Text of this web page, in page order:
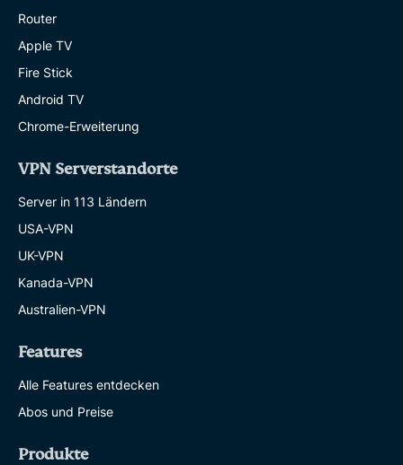
Router
Apple TV
Fire Stick
Android TV
Chrome-Erweiterung
VPN Serverstandorte
Server in 113 Ländern
USA-VPN
UK-VPN
Kanada-VPN
Australien-VPN
Features
Alle Features entdecken
Abos und Preise
Produkte